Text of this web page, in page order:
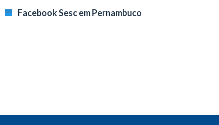
Facebook Sesc em Pernambuco